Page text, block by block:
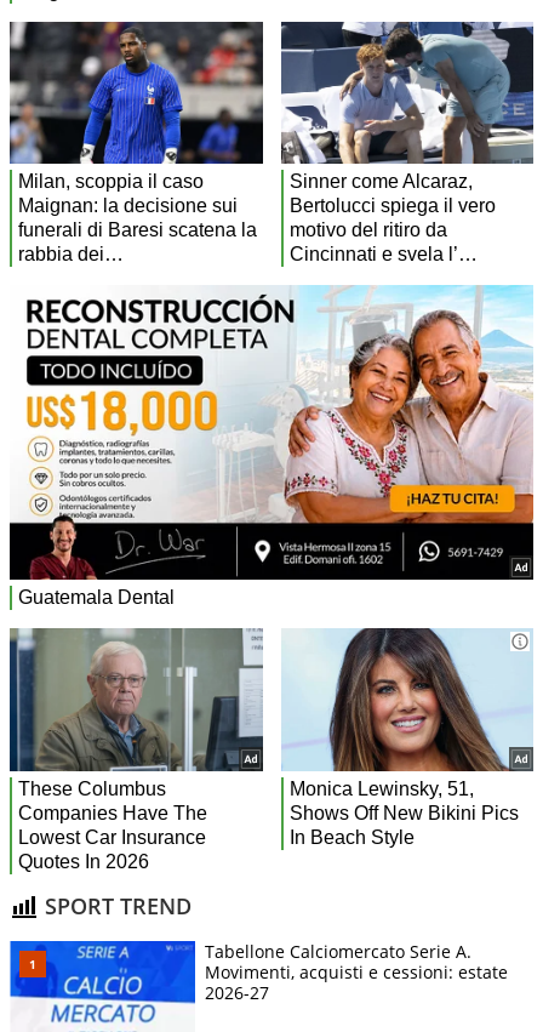
SPORT TREND
Tabellone Calciomercato Serie A.
Movimenti, acquisti e cessioni: estate
2026-27